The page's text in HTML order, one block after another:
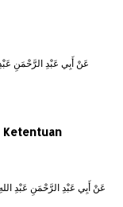
عَنْ أَبِي عَبْدِ الرَّحْمَنِ
Ketentuan
عَنْ أَبِي عَبْدِ الرَّحْمَنِ عَبْدِ